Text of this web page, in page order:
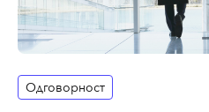
Одговорност